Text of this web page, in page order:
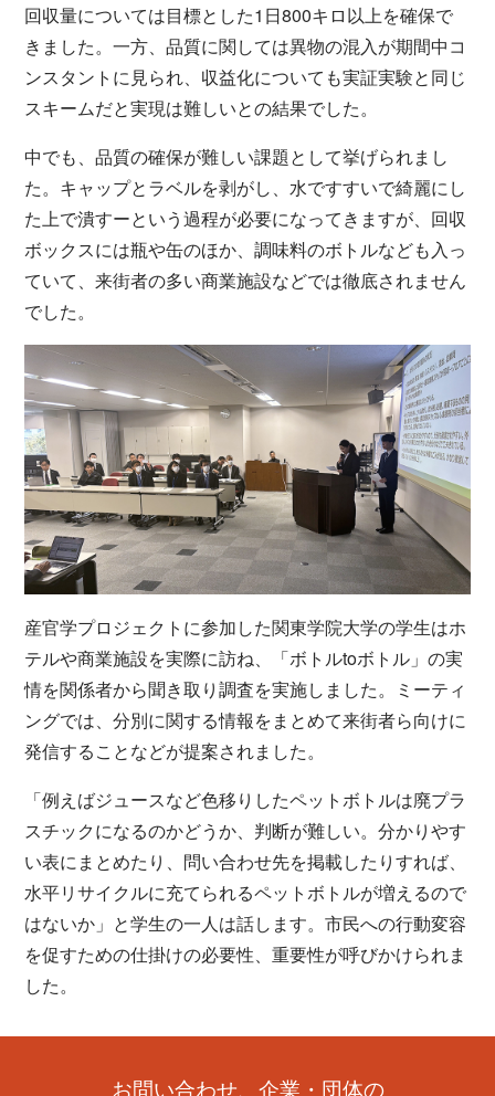
回収量については目標とした1日800キロ以上を確保で
きました。一方、品質に関しては異物の混入が期間中コ
ンスタントに見られ、収益化についても実証実験と同じ
スキームだと実現は難しいとの結果でした。
中でも、品質の確保が難しい課題として挙げられまし
た。キャップとラベルを剥がし、水ですすいで綺麗にし
た上で潰すーという過程が必要になってきますが、回収
ボックスには瓶や缶のほか、調味料のボトルなども入っ
ていて、来街者の多い商業施設などでは徹底されません
でした。
産官学プロジェクトに参加した関東学院大学の学生はホ
テルや商業施設を実際に訪ね、「ボトルtoボトル」の実
情を関係者から聞き取り調査を実施しました。ミーティ
ングでは、分別に関する情報をまとめて来街者ら向けに
発信することなどが提案されました。
「例えばジュースなど色移りしたペットボトルは廃プラ
スチックになるのかどうか、判断が難しい。分かりやす
い表にまとめたり、問い合わせ先を掲載したりすれば、
水平リサイクルに充てられるペットボトルが増えるので
はないか」と学生の一人は話します。市民への行動変容
を促すための仕掛けの必要性、重要性が呼びかけられま
した。
お問い合わせ、企業・団体の